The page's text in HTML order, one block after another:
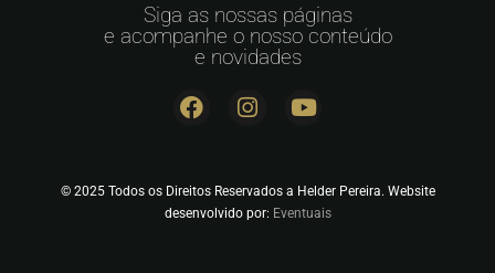
Siga as nossas páginas
e acompanhe o nosso conteúdo
e novidades
© 2025 Todos os Direitos Reservados a Helder Pereira. Website
desenvolvido por: Eventuais